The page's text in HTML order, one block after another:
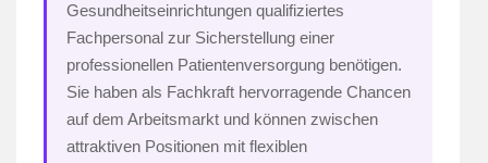
Gesundheitseinrichtungen qualifiziertes
Fachpersonal zur Sicherstellung einer
professionellen Patientenversorgung benötigen.
Sie haben als Fachkraft hervorragende Chancen
auf dem Arbeitsmarkt und können zwischen
attraktiven Positionen mit flexiblen